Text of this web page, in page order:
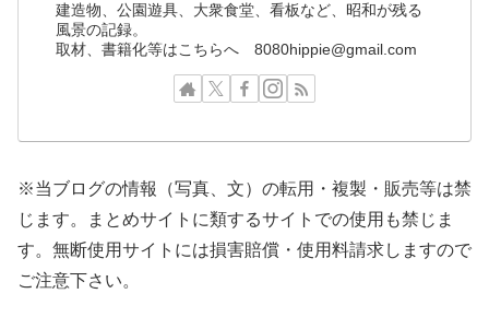
建造物、公園遊具、大衆食堂、看板など、昭和が残る
風景の記録。
取材、書籍化等はこちらへ 8080hippie@gmail.com
※当ブログの情報（写真、文）の転用・複製・販売等は禁
じます。まとめサイトに類するサイトでの使用も禁じま
す。無断使用サイトには損害賠償・使用料請求しますので
ご注意下さい。